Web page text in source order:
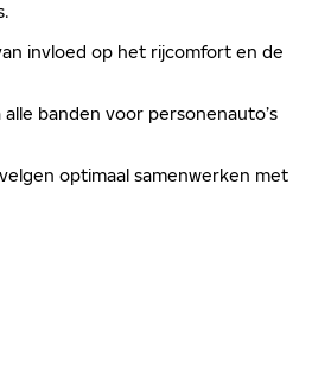
invloed op het rijcomfort en de
banden voor personenauto’s
optimaal samenwerken met